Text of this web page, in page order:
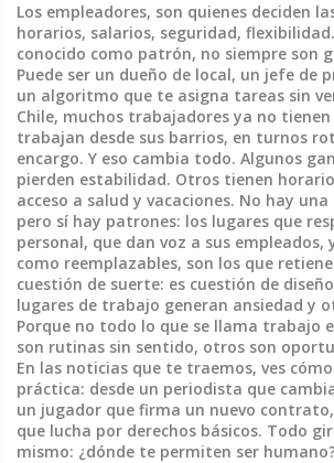
Los empleadores, son quienes deciden
horarios, salarios, seguridad, flexibilidad
conocido como patrón, no siempre son
Puede ser un dueño de local, un jefe de
un algoritmo que te asigna tareas sin
Chile, muchos trabajadores ya no
trabajan desde sus barrios, en turnos
encargo. Y eso cambia todo. Algunos
pierden estabilidad. Otros tienen
acceso a salud y vacaciones. No hay
pero sí hay patrones: los lugares que
personal, que dan voz a sus
como reemplazables, son los que
cuestión de suerte: es cuestión de
lugares de trabajo generan ansiedad y
Porque no todo lo que se llama trabajo
son rutinas sin sentido, otros son
En las noticias que te traemos, ves
práctica: desde un periodista que
un jugador que firma un nuevo
que lucha por derechos básicos. Todo
mismo: ¿dónde te permiten ser